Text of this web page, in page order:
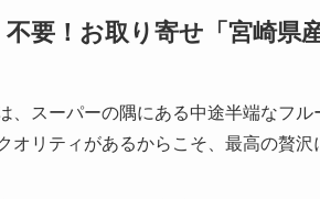
要！お取り寄せ「宮崎県
、スーパーの隅にある中途半端なフ
オリティがあるからこそ、最高の贅沢